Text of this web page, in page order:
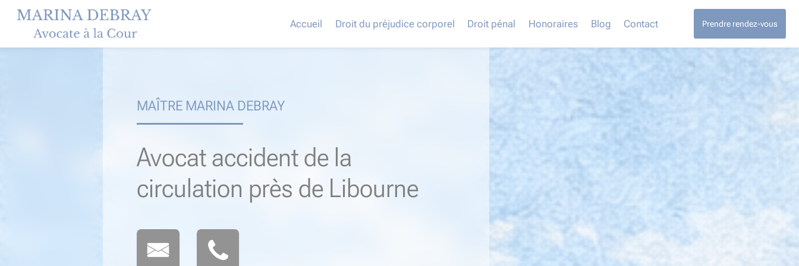
Accueil Droit du préjudice corporel Droit pénal Honoraires Blog Contact Prendre rendez-vous
MAÎTRE MARINA DEBRAY
Avocat accident de la
circulation près de Libourne